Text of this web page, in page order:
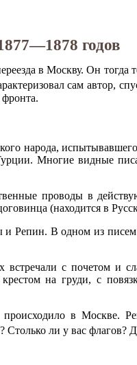
годов
в Москву. Он тогда
сам автор,
народа,
Многие видные
проводы в
(находится в
В одном из писем
с почетом и
на груди, с
в Москве.
Столько ли у вас